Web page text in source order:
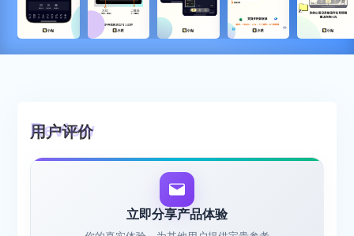
用户评价
立即分享产品体验